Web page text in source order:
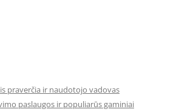
praverčia ir naudotojo vadovas
paslaugos ir populiarūs gaminiai